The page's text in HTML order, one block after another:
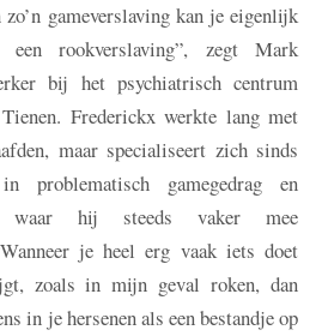
gameverslaving kan je eigenlijk
rookverslaving”, zegt Mark
bij het psychiatrisch centrum
Frederickx werkte lang met
maar specialiseert zich sinds
gamegedrag en
waar hij steeds vaker mee
je heel erg vaak iets doet
zoals in mijn geval roken, dan
in je hersenen als een bestandje op